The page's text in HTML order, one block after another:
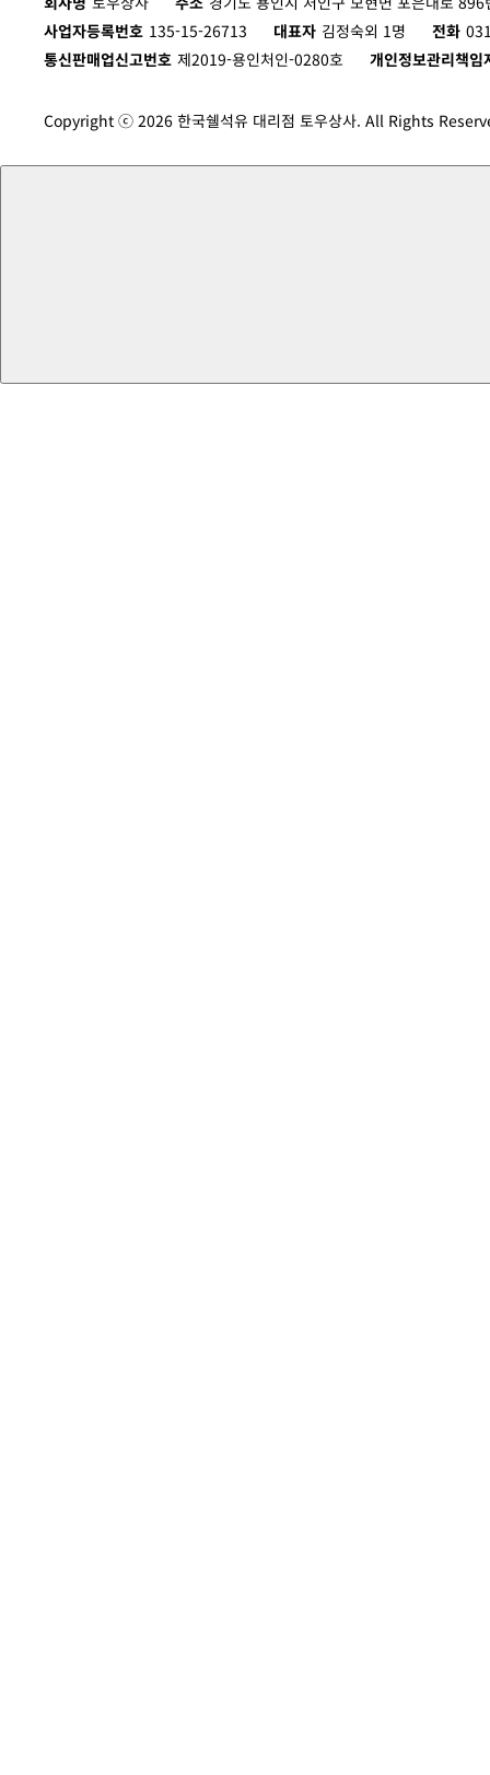
사업자등록번호 135-15-26713 대표자 김정숙외 1명 전화
통신판매업신고번호 제2019-용인처인-0280호 개인정보관리책임
Copyright ⓒ 2026 한국쉘석유 대리점 토우상사. All Rights